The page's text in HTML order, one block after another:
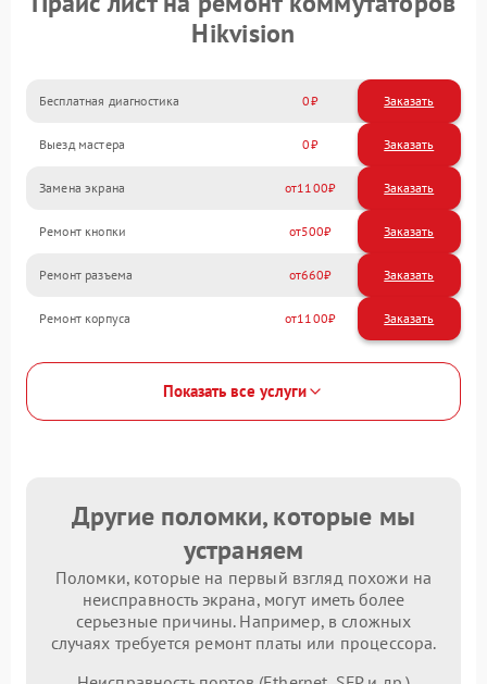
Hikvision
Бесплатная диагностика 0 Заказать
Выезд мастера 0 Заказать
Замена экрана 1100
Ремонт кнопки 500
Ремонт разъема 660
Ремонт корпуса 1100
Показать все услуги
Другие поломки, которые мы
устраняем
Поломки, которые на первый взгляд похожи на
неисправность экрана, могут иметь более
серьезные причины. Например, в сложных
случаях требуется ремонт платы или процессора.